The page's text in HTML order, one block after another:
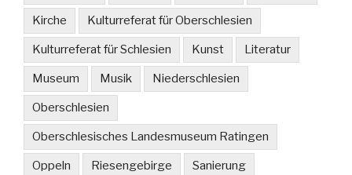
Kirche Kulturreferat für Oberschlesien
Kulturreferat für Schlesien Kunst Literatur
Museum Musik Niederschlesien
Oberschlesien
Oberschlesisches Landesmuseum Ratingen
Oppeln Riesengebirge Sanierung